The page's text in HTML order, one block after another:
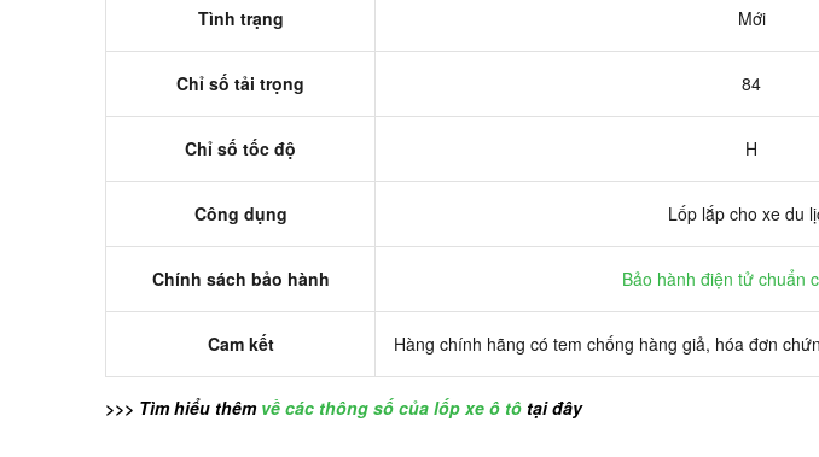
Tình trạng Mới
Chỉ số tải trọng 84
Chỉ số tốc độ H
Công dụng Lốp lắp cho xe du
Chính sách bảo hành Bảo hành điện tử chuẩn
Cam kết Hàng chính hãng có tem chống hàng giả, hóa đơn
>>> Tìm hiểu thêm về các thông số của lốp xe ô tô tại đây